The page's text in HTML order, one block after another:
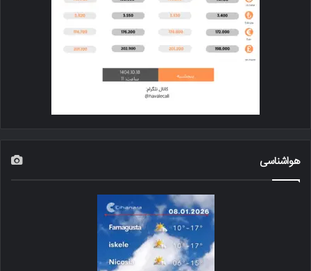
هواشناسی